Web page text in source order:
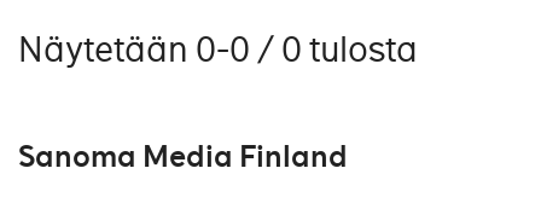
Näytetään 0-0 / 0 tulosta
Sanoma Media Finland